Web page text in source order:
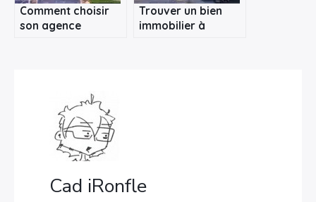
Comment choisir
son agence
Trouver un bien
immobilier à
Cad iRonfle
Rechercher
: